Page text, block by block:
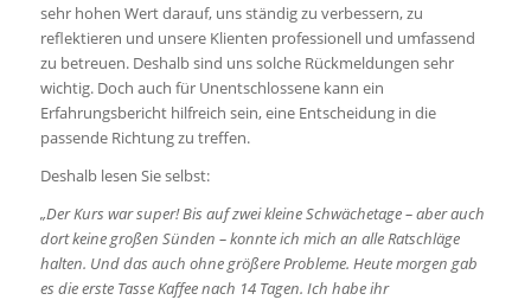
sehr hohen Wert darauf, uns ständig zu verbessern, zu
reflektieren und unsere Klienten professionell und umfassend
zu betreuen. Deshalb sind uns solche Rückmeldungen sehr
wichtig. Doch auch für Unentschlossene kann ein
Erfahrungsbericht hilfreich sein, eine Entscheidung in die
passende Richtung zu treffen.
Deshalb lesen Sie selbst:
„Der Kurs war super! Bis auf zwei kleine Schwächetage – aber auch
dort keine großen Sünden – konnte ich mich an alle Ratschläge
halten. Und das auch ohne größere Probleme. Heute morgen gab
es die erste Tasse Kaffee nach 14 Tagen. Ich habe ihr